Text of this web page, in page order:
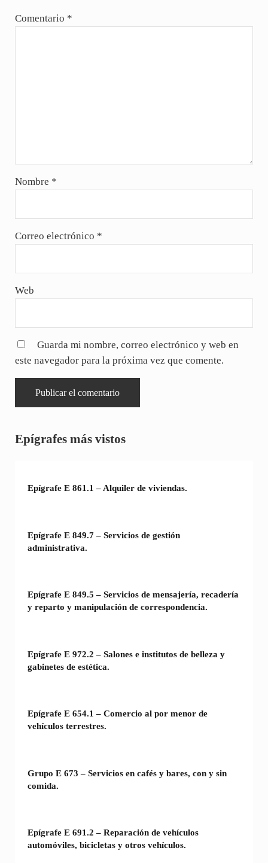
Comentario *
Nombre *
Correo electrónico *
Web
Guarda mi nombre, correo electrónico y web en
este navegador para la próxima vez que comente.
Sidebar
Epígrafes más vistos
Epígrafe E 861.1 – Alquiler de viviendas.
Epígrafe E 849.7 – Servicios de gestión
administrativa.
Epígrafe E 849.5 – Servicios de mensajería, recadería
y reparto y manipulación de correspondencia.
Epígrafe E 972.2 – Salones e institutos de belleza y
gabinetes de estética.
Epígrafe E 654.1 – Comercio al por menor de
vehículos terrestres.
Grupo E 673 – Servicios en cafés y bares, con y sin
comida.
Epígrafe E 691.2 – Reparación de vehículos
automóviles, bicicletas y otros vehículos.